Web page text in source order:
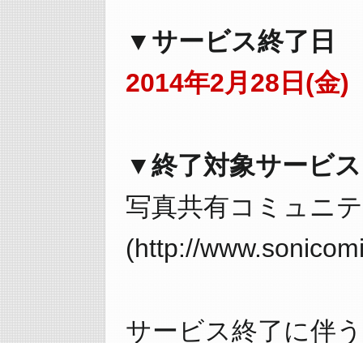
▼サービス終了日
2014年2月28日(金)
▼終了対象サービス
写真共有コミュニ
(http://
サービス終了に伴